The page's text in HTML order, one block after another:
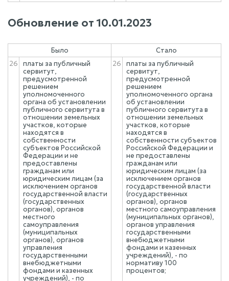
Обновление от 10.01.2023
Было
Стало
26
платы за публичный
сервитут,
предусмотренной
решением
уполномоченного
органа об установлении
публичного сервитута в
отношении земельных
участков, которые
находятся в
собственности
субъектов Российской
Федерации и не
предоставлены
гражданам или
юридическим лицам (за
исключением органов
государственной власти
(государственных
органов), органов
местного
самоуправления
(муниципальных
органов), органов
управления
государственными
внебюджетными
фондами и казенных
учреждений), - по
26
платы за публичный
сервитут,
предусмотренной
решением
уполномоченного органа
об установлении
публичного сервитута в
отношении земельных
участков, которые
находятся в
собственности субъектов
Российской Федерации и
не предоставлены
гражданам или
юридическим лицам (за
исключением органов
государственной власти
(государственных
органов), органов
местного самоуправления
(муниципальных органов),
органов управления
государственными
внебюджетными
фондами и казенных
учреждений), - по
нормативу 100
процентов;